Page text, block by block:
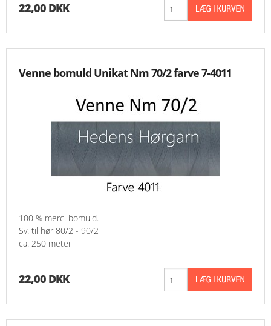
22,00 DKK
Venne bomuld Unikat Nm 70/2 farve 7-4011
100 % merc. bomuld.
Sv. til hør 80/2 - 90/2
ca. 250 meter
22,00 DKK